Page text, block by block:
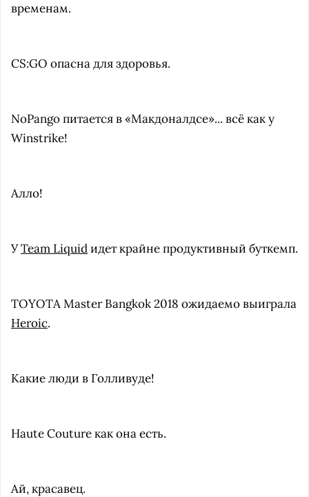
временам.
CS:GO опасна для здоровья.
NoPango питается в «Макдоналдсе»... всё как у
Winstrike!
Алло!
УTeam Liquidидет крайне продуктивный буткемп.
TOYOTA Master Bangkok 2018 ожидаемо выиграла
Heroic.
Какие люди в Голливуде!
Haute Couture как она есть.
Ай, красавец.